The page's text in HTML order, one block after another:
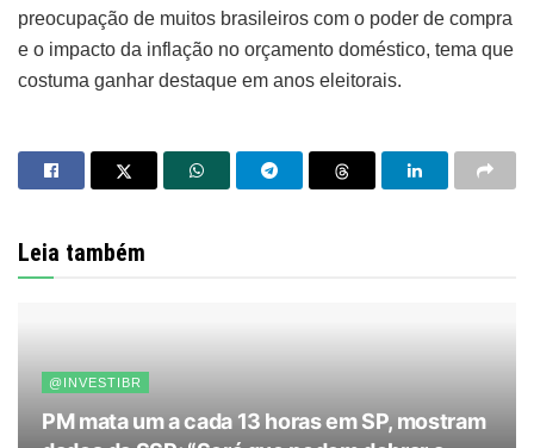
preocupação de muitos brasileiros com o poder de compra
e o impacto da inflação no orçamento doméstico, tema que
costuma ganhar destaque em anos eleitorais.
Leia também
@INVESTIBR
PM mata um a cada 13 horas em SP, mostram